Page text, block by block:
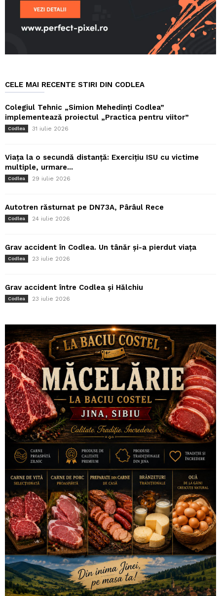
CELE MAI RECENTE STIRI DIN CODLEA
Colegiul Tehnic „Simion Mehedinți Codlea”
implementează proiectul „Practica pentru viitor”
Codlea 31 iulie 2026
Viața la o secundă distanță: Exercițiu ISU cu victime
multiple, urmare...
Codlea 29 iulie 2026
Autotren răsturnat pe DN73A, Pârâul Rece
Codlea 24 iulie 2026
Grav accident în Codlea. Un tânăr și-a pierdut viața
Codlea 23 iulie 2026
Grav accident între Codlea și Hălchiu
Codlea 23 iulie 2026